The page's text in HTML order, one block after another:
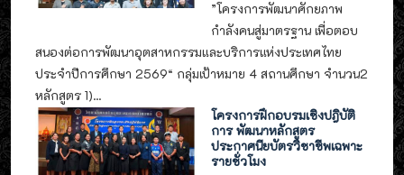
”โครงการพัฒนาศักยภาพ
กำลังคนสู่มาตรฐาน เพื่อตอบ
สนองต่อการพัฒนาอุตสาหกรรมและบริการแห่งประเทศไทย
ประจำปีการศึกษา 2569“ กลุ่มเป้าหมาย 4 สถานศึกษา จำนวน2
หลักสูตร 1)...
โครงการฝึกอบรมเชิงปฎิบัติ
การ พัฒนาหลักสูตร
ประกาศนียบัตรวิชาชีพเฉพาะ
รายชั่วโมง